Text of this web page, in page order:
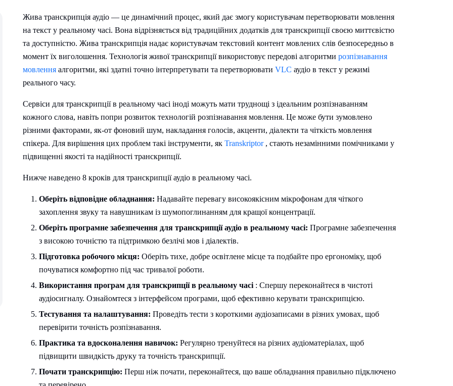
Жива транскрипція аудіо — це динамічний процес, який дає змогу користувачам перетворювати мовлення
на текст у реальному часі. Вона відрізняється від традиційних додатків для транскрипції своєю миттєвістю
та доступністю. Жива транскрипція надає користувачам текстовий контент мовлених слів безпосередньо в
момент їх виголошення. Технологія живої транскрипції використовує передові алгоритми розпізнавання
мовлення алгоритми, які здатні точно інтерпретувати та перетворювати VLC аудіо в текст у режимі
реального часу.
Сервіси для транскрипції в реальному часі іноді можуть мати труднощі з ідеальним розпізнаванням
кожного слова, навіть попри розвиток технологій розпізнавання мовлення. Це може бути зумовлено
різними факторами, як-от фоновий шум, накладання голосів, акценти, діалекти та чіткість мовлення
спікера. Для вирішення цих проблем такі інструменти, як Transkriptor, стають незамінними помічниками у
підвищенні якості та надійності транскрипції.
Нижче наведено 8 кроків для транскрипції аудіо в реальному часі.
Оберіть відповідне обладнання: Надавайте перевагу високоякісним мікрофонам для чіткого
захоплення звуку та навушникам із шумопоглинанням для кращої концентрації.
Оберіть програмне забезпечення для транскрипції аудіо в реальному часі: Програмне забезпечення
з високою точністю та підтримкою безлічі мов і діалектів.
Підготовка робочого місця: Оберіть тихе, добре освітлене місце та подбайте про ергономіку, щоб
почуватися комфортно під час тривалої роботи.
Використання програм для транскрипції в реальному часі : Спершу переконайтеся в чистоті
аудіосигналу. Ознайомтеся з інтерфейсом програми, щоб ефективно керувати транскрипцією.
Тестування та налаштування: Проведіть тести з короткими аудіозаписами в різних умовах, щоб
перевірити точність розпізнавання.
Практика та вдосконалення навичок: Регулярно тренуйтеся на різних аудіоматеріалах, щоб
підвищити швидкість друку та точність транскрипції.
Почати транскрипцію: Перш ніж почати, переконайтеся, що ваше обладнання правильно підключено